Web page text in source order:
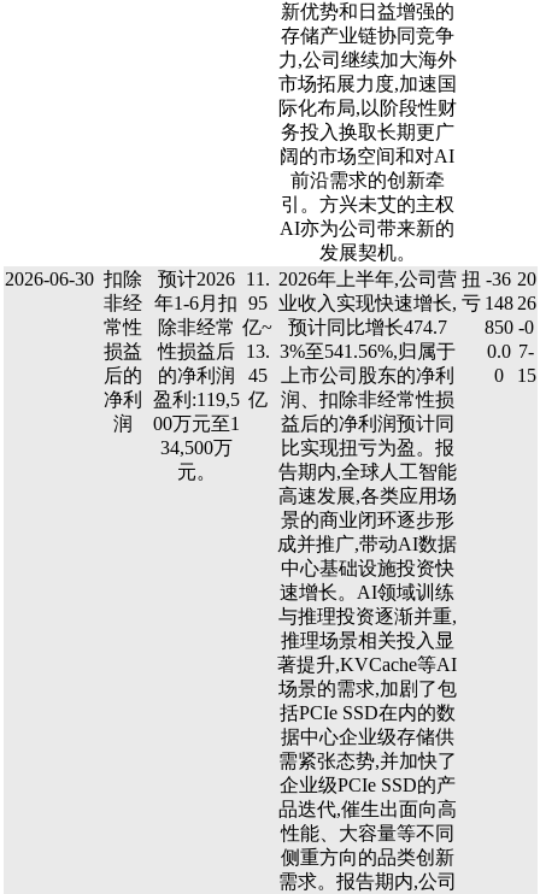
新优势和日益增强的
存储产业链协同竞争
力,公司继续加大海外
市场拓展力度,加速国
际化布局,以阶段性财
务投入换取长期更广
阔的市场空间和对AI
前沿需求的创新牵
引。方兴未艾的主权
AI亦为公司带来新的
发展契机。
2026-06-30 扣除
非经
常性
损益
后的
净利
润
预计2026
年1-6月扣
除非经常
性损益后
的净利润
盈利:119,5
00万元至1
34,500万
元。
11.
95
亿~
13.
45
亿
2026年上半年,公司营
业收入实现快速增长,
预计同比增长474.7
3%至541.56%,归属于
上市公司股东的净利
润、扣除非经常性损
益后的净利润预计同
比实现扭亏为盈。报
告期内,全球人工智能
高速发展,各类应用场
景的商业闭环逐步形
成并推广,带动AI数据
中心基础设施投资快
速增长。AI领域训练
与推理投资逐渐并重,
推理场景相关投入显
著提升,KVCache等AI
场景的需求,加剧了包
括PCIe SSD在内的数
据中心企业级存储供
需紧张态势,并加快了
企业级PCIe SSD的产
品迭代,催生出面向高
性能、大容量等不同
侧重方向的品类创新
需求。报告期内,公司
扭
亏
-36
148
850
0.0
0
20
26
-0
7-
15